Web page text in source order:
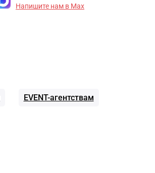
Напишите нам в Max
EVENT-агентствам